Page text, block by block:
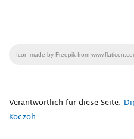
Icon made by Freepik from
Verantwortlich für diese Seite:
Koczoh